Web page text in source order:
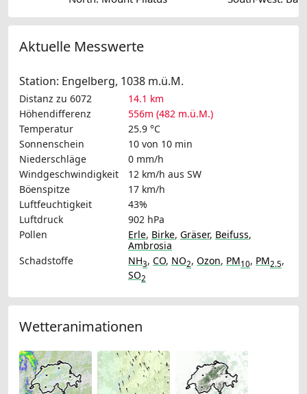
Aktuelle Messwerte
Station: Engelberg, 1038 m.ü.M.
Distanz zu 6072
14.1 km
Höhendifferenz
556m (482 m.ü.M.)
Temperatur
25.9 °C
Sonnenschein
10 von 10 min
Niederschläge
0 mm/h
Windgeschwindigkeit
12 km/h aus SW
Böenspitze
17 km/h
Luftfeuchtigkeit
43%
Luftdruck
902 hPa
Pollen
Erle, Birke, Gräser, Beifuss,
Ambrosia
Schadstoffe
NH3, CO, NO2, Ozon, PM10, PM2.5,
SO2
Wetteranimationen